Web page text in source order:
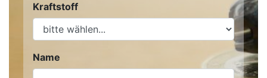
Kraftstoff
Name